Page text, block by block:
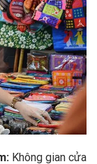
Không gian cửa